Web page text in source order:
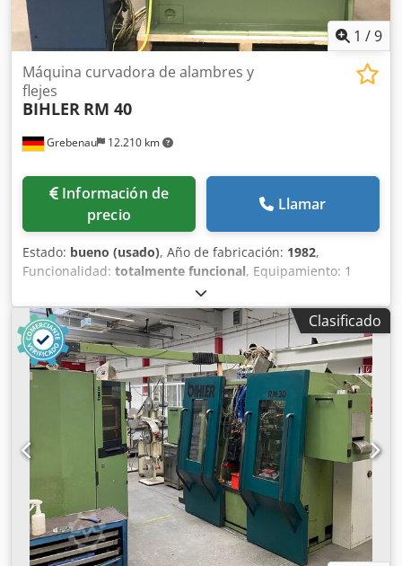
1 /9
Grebenau 12.210 km
Máquina curvadora de alambres y
flejes
BIHLER RM 40
Información de
precio
Llamar
Estado: bueno (usado), Año de fabricación: 1982,
Funcionalidad: totalmente funcional, Equipamiento: 1
alimentador de pinzas a la derecha 1 prensa excéntrica de
dos puntos 90 kN 3 unidades de carro normal 1 unidad de
carro estrecho 1 eje de control Rango de trabajo:
Chodpfxsn E N Nds Agdja Rango de grosor del alambre:
0,5 - 4,0 mm Ancho de banda: hasta 60 mm Longitud de
avance: hasta 270 mm Producción: hasta 350/min
Clasificado